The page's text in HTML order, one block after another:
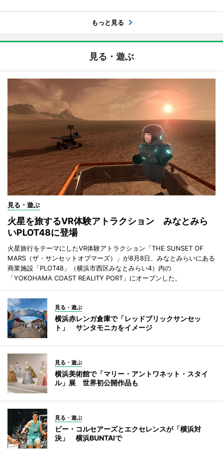
もっと見る
見る・遊ぶ
見る・遊ぶ
火星を旅するVR体験アトラクション みなとみら
いPLOT48に登場
火星旅行をテーマにしたVR体験アトラクション「THE SUNSET OF
MARS（ザ・サンセットオブマーズ）」が8月8日、みなとみらいにある
商業施設「PLOT48」（横浜市西区みなとみらい4）内の
「YOKOHAMA COAST REALITY PORT」にオープンした。
見る・遊ぶ
横浜赤レンガ倉庫で「レッドブリックサンセッ
ト」 サンタモニカをイメージ
見る・遊ぶ
横浜美術館で「マリー・アントワネット・スタイ
ル」展 世界初公開作品も
見る・遊ぶ
ビー・コルセアーズとエクセレンスが「横浜対
決」 横浜BUNTAIで